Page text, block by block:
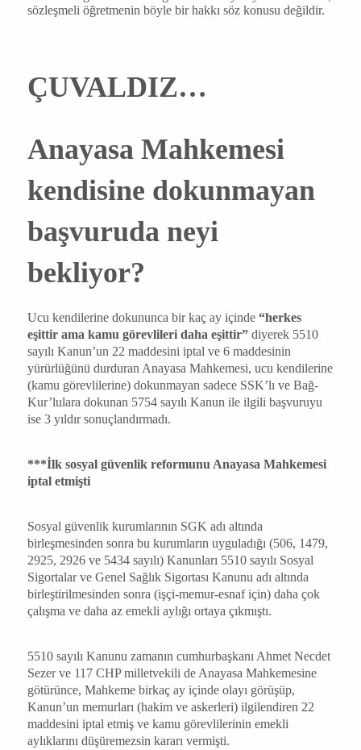
sözleşmeli öğretmenin böyle bir hakkı söz konusu değildir.
ÇUVALDIZ…
Anayasa Mahkemesi
kendisine dokunmayan
başvuruda neyi
bekliyor?
Ucu kendilerine dokununca bir kaç ay içinde“herkes
eşittir ama kamu görevlileri daha eşittir” diyerek 5510
sayılı Kanun’un 22 maddesini iptal ve 6 maddesinin
yürürlüğünü durduran Anayasa Mahkemesi, ucu kendilerine
(kamu görevlilerine) dokunmayan sadece SSK’lı ve Bağ-
Kur’lulara dokunan 5754 sayılı Kanun ile ilgili başvuruyu
ise 3 yıldır sonuçlandırmadı.
***İlk sosyal güvenlik reformunu Anayasa Mahkemesi
iptal etmişti
Sosyal güvenlik kurumlarının SGK adı altında
birleşmesinden sonra bu kurumların uyguladığı (506, 1479,
2925, 2926 ve 5434 sayılı) Kanunları 5510 sayılı Sosyal
Sigortalar ve Genel Sağlık Sigortası Kanunu adı altında
birleştirilmesinden sonra (işçi-memur-esnaf için) daha çok
çalışma ve daha az emekli aylığı ortaya çıkmıştı.
5510 sayılı Kanunu zamanın cumhurbaşkanı Ahmet Necdet
Sezer ve 117 CHP milletvekili de Anayasa Mahkemesine
götürünce, Mahkeme birkaç ay içinde olayı görüşüp,
Kanun’un memurları (hakim ve askerleri) ilgilendiren 22
maddesini iptal etmiş ve kamu görevlilerinin emekli
aylıklarını düşüremezsin kararı vermişti.